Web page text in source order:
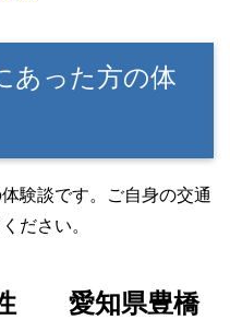
あった方の体
験談です。ご自身の交通
ださい。
愛知県豊橋